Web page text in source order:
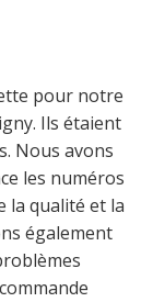
pour notre
Ils étaient
Nous avons
les numéros
la qualité et la
également